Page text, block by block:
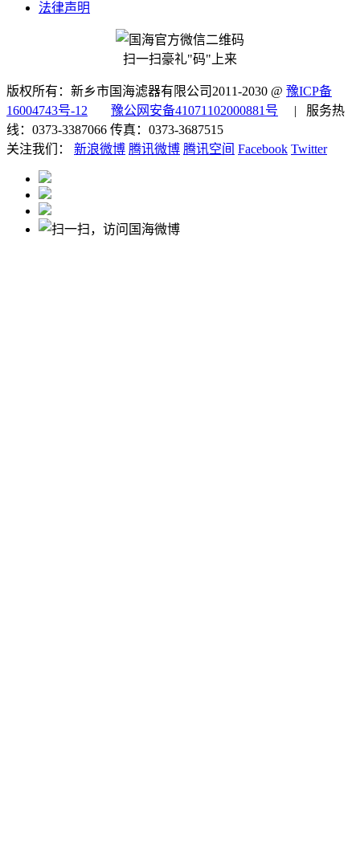
法律声明
扫一扫豪礼"码"上来
版权所有：新乡市国海滤器有限公司2011-2030 @ 豫ICP备
16004743号-12
豫公网安备41071102000881号
| 服务热
线：0373-3387066 传真：0373-3687515
关注我们：
新浪微博 腾讯微博 腾讯空间 Facebook Twitter